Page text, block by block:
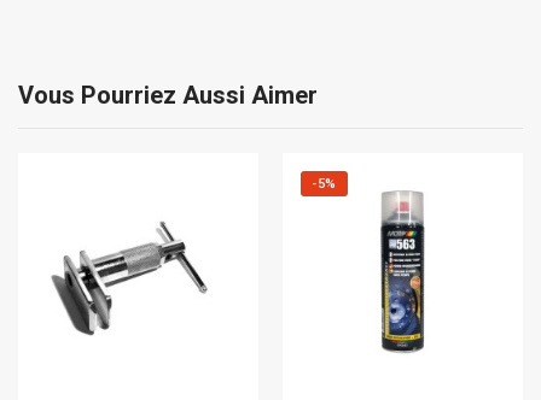
Vous Pourriez Aussi Aimer
-5%